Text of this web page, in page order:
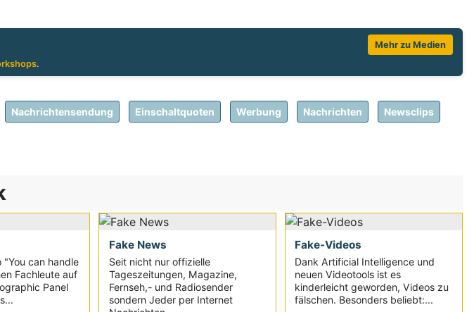
Mehr zu Medien
.
Nachrichtensendung Einschaltquoten Werbung Nachrichten Newsclips
can handle
Fachleute auf
Panel
Fake News
Seit nicht nur offizielle
Tageszeitungen, Magazine,
Fernseh,- und Radiosender
sondern Jeder per Internet
Fake-Videos
Dank Artificial Intelligence und
neuen Videotools ist es
kinderleicht geworden, Videos zu
fälschen. Besonders beliebt:...